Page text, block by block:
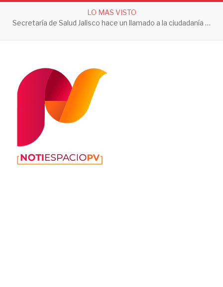
LO MAS VISTO
Secretaría de Salud Jalisco hace un llamado a la ciudadanía a tomar acciones contra el dengue en esta temporada de lluvias